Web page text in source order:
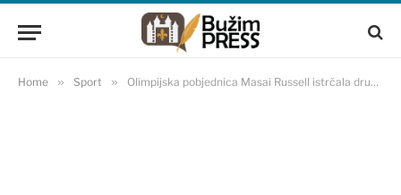
Home » Sport » Olimpijska pobjednica Masai Russell istrčala drugi rezultat svih vremena na 100 m prepone